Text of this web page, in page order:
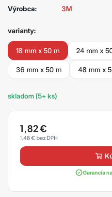
Výrobca:
3M
varianty:
18 mm x 50 m 24 mm x
36 mm x 50 m 48 mm x
skladom (5+ ks)
1,82€
1,48€
Garancia